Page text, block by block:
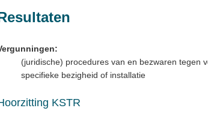
(juridische) procedures van en bezwaren tegen
specifieke bezigheid of installatie
KSTR